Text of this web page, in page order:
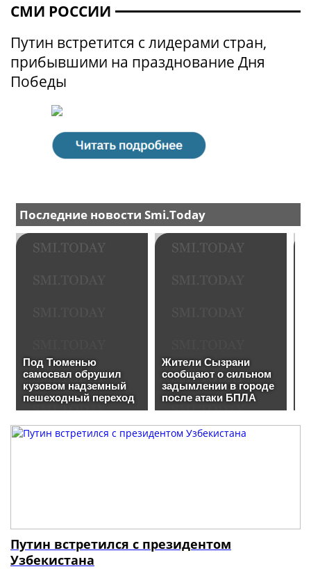
СМИ РОССИИ
Путин встретится с лидерами стран,
прибывшими на празднование Дня
Победы
Путин встретился с президентом
Узбекистана